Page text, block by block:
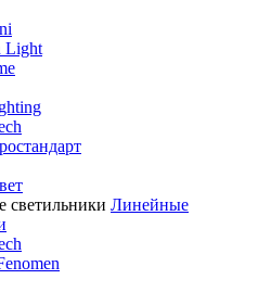
Light
Линейные